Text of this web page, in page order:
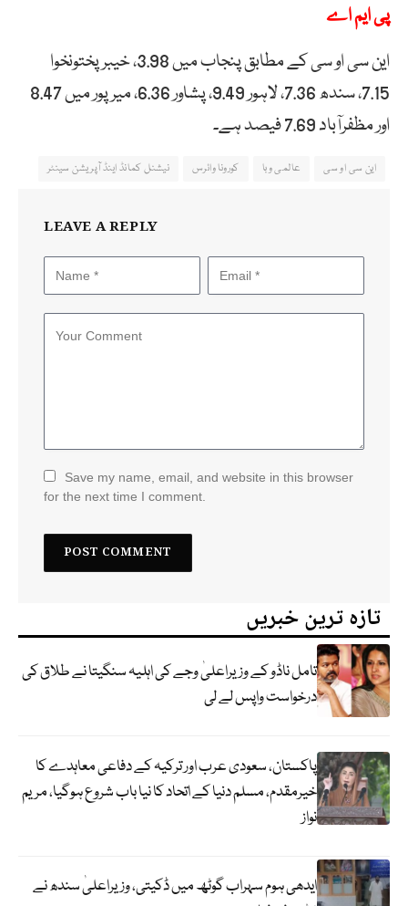
پی ایم اے
این سی او سی کے مطابق پنجاب میں 3.98، خیبرپختونخوا
7.15، سندھ 7.36، لاہور 9.49، پشاور 6.36، میرپور میں 8.47
اور مظفرآباد 7.69 فیصد ہے۔
این سی او سی عالمی وبا کورونا وائرس نیشنل کمانڈ اینڈ آپریشن سینٹر
LEAVE A REPLY
Save my name, email, and website in this browser
for the next time I comment.
تازہ ترین خبریں
تامل ناڈو کے وزیراعلیٰ وجے کی اہلیہ سنگیتا نے طلاق کی
درخواست واپس لے لی
پاکستان، سعودی عرب اور ترکیہ کے دفاعی معاہدے کا
خیرمقدم، مسلم دنیا کے اتحاد کا نیا باب شروع ہوگیا، مریم
نواز
ایدھی ہوم سہراب گوٹھ میں ڈکیتی، وزیراعلیٰ سندھ نے